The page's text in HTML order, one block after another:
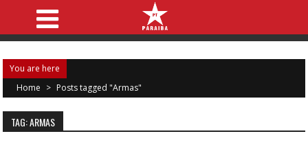
You are here
Home > Posts tagged "Armas"
TAG: ARMAS